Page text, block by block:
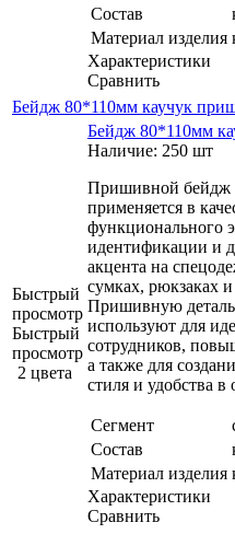
Состав
Материал изделия
Характеристики
Сравнить
Бейдж 80*110мм каучук
Быстрый
просмотр
Быстрый
просмотр
2 цвета
Бейдж 80*110мм
Наличие: 250 шт
Пришивной бейдж
применяется в
функционального
идентификации и
акцента на
сумках, рюкзаках
Пришивную
используют для
сотрудников,
а также для
стиля и удобства
Сегмент
Состав
Материал изделия
Характеристики
Сравнить